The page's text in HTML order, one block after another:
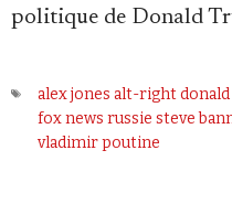
politique de Donald
alex jones alt-right
fox news russie steve
vladimir poutine